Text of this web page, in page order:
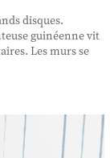
disques.
guinéenne vit
Les murs se